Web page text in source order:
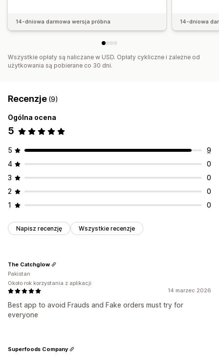
Powiadomienia e-mail
14-dniowa darmowa wersja próbna 14-dniowa
Wszystkie opłaty są naliczane w USD. Opłaty cykliczne i zależne od
użytkowania są pobierane co 30 dni.
Recenzje (9)
Ogólna ocena
5
5
9
4
0
3
0
2
0
1
0
Napisz recenzję Wszystkie recenzje
14 marzec 2026
Best app to avoid Frauds and Fake orders must try for
everyone
The Catchglow
Pakistan
Około rok korzystania z aplikacji
Superfoods Company